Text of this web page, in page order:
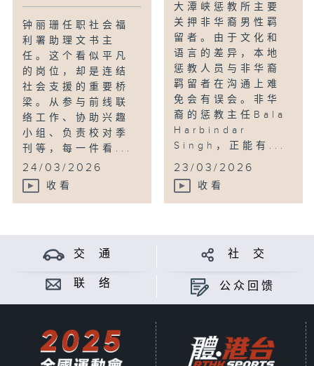
钟丽珊任职社会福
利署助理文书主
任。这个看似平凡
的岗位，却是连结
社会支援的重要桥
梁。从参与前线联
络工作、协助兴趣
小组、负责校对季
刊等，每一件看...
24/03/2026
收看
大潭峡惩教所主要
关押非华裔男性羁
留者。由于文化和
语言的差异，本地
惩教人员与非华裔
羁留者在沟通上难
免会有误会。非华
裔的惩教主任Bala
Harbindar
Singh，正能有...
23/03/2026
收看
交 通 社 交
联 络 公众回馈